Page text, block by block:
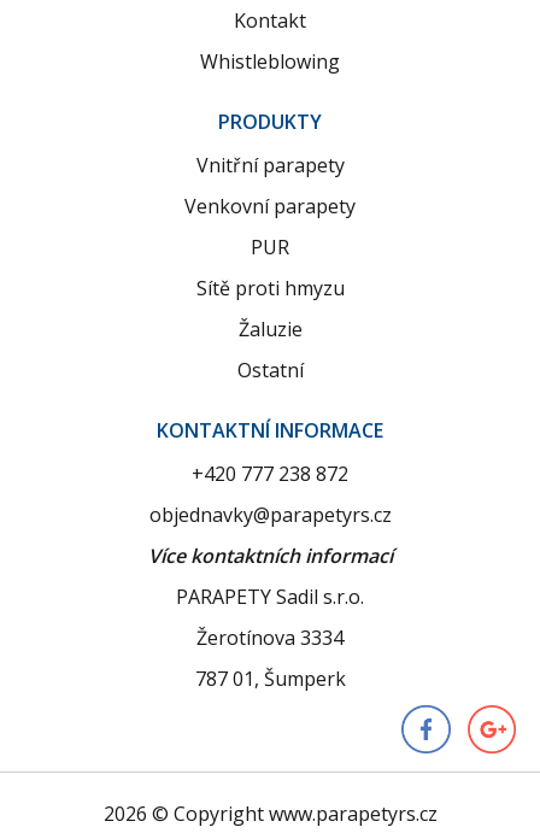
Kontakt
Whistleblowing
PRODUKTY
Vnitřní parapety
Venkovní parapety
PUR
Sítě proti hmyzu
Žaluzie
Ostatní
KONTAKTNÍ INFORMACE
+420 777 238 872
objednavky@parapetyrs.cz
Více kontaktních informací
PARAPETY Sadil s.r.o.
Žerotínova 3334
787 01, Šumperk
2026 © Copyright www.parapetyrs.cz